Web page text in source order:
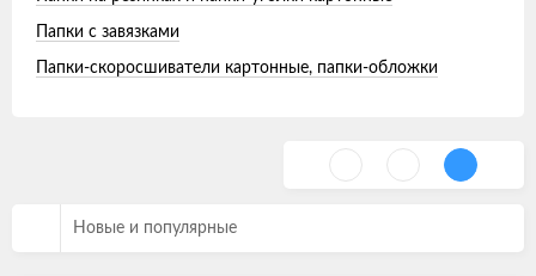
Папки с завязками
Папки-скоросшиватели картонные, папки-обложки
Новые и популярные